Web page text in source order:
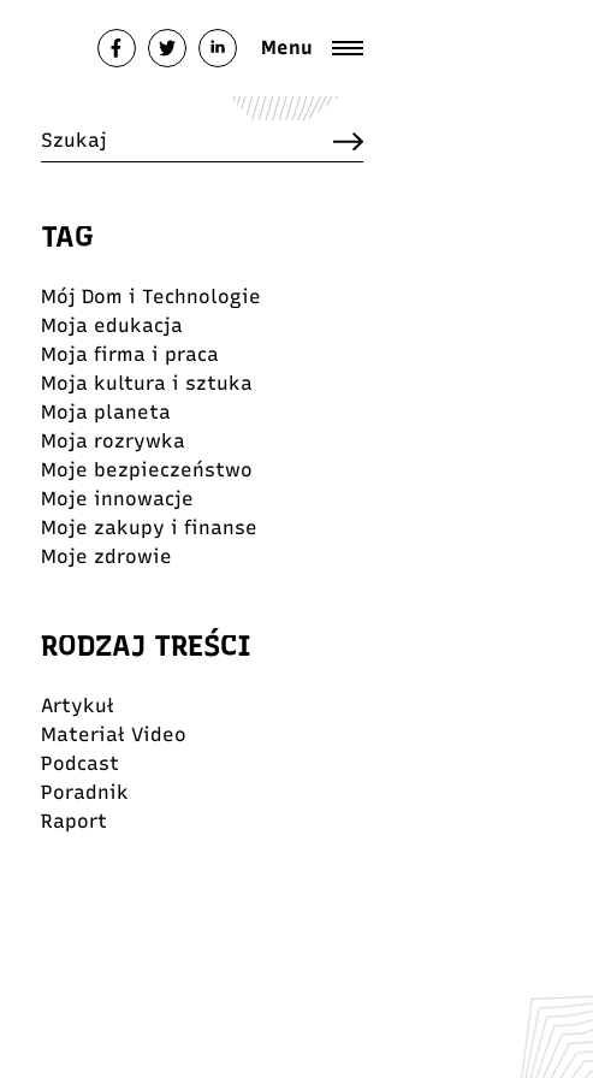
Menu
TAG
Mój Dom i Technologie
Moja edukacja
Moja firma i praca
Moja kultura i sztuka
Moja planeta
Moja rozrywka
Moje bezpieczeństwo
Moje innowacje
Moje zakupy i finanse
Moje zdrowie
RODZAJ TREŚCI
Artykuł
Materiał Video
Podcast
Poradnik
Raport